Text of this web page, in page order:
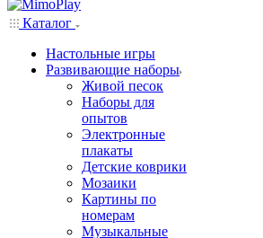
Каталог
Настольные игры
Развивающие наборы
Живой песок
Наборы для
опытов
Электронные
плакаты
Детские коврики
Мозаики
Картины по
номерам
Музыкальные